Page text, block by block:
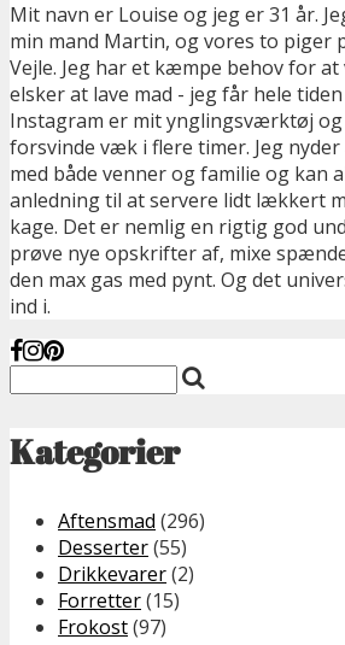
Mit navn er Louise og jeg er 31 år.
min mand Martin, og vores to piger
Vejle. Jeg har et kæmpe behov for
elsker at lave mad - jeg får hele
Instagram er mit ynglingsværktøj
forsvinde væk i flere timer. Jeg
med både venner og familie og kan
anledning til at servere lidt lækkert
kage. Det er nemlig en rigtig god
prøve nye opskrifter af, mixe
den max gas med pynt. Og det
ind i.
Kategorier
Aftensmad (296)
Desserter(55)
Drikkevarer(2)
Forretter(15)
Frokost(97)